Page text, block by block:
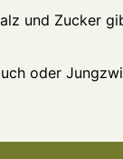
und Zucker
oder